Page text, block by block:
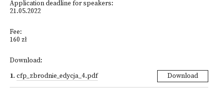
Application deadline for speakers:
21.05.2022
Fee:
160 zł
Download:
1. cfp_zbrodnie_edycja_4.pdf Download